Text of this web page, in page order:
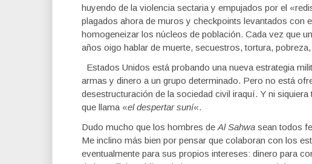
huyendo de la violencia sectaria y empujados por el
plagados ahora de muros y checkpoints levantados con
homogeneizar los núcleos de población. Cada vez que
años oigo hablar de muerte, secuestros, tortura,
Estados Unidos está probando una nueva estrategia
armas y dinero a un grupo determinado. Pero no está
desestructuración de la sociedad civil iraquí. Y ni
que llama «el despertar suní«.
Dudo mucho que los hombres de Al Sahwa sean todos
Me inclino más bien por pensar que colaboran con los
eventualmente para sus propios intereses: dinero para